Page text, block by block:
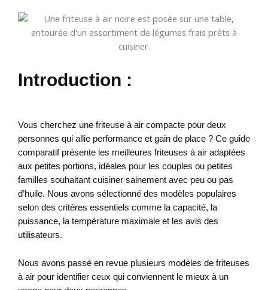
Introduction :
Vous cherchez une friteuse à air compacte pour deux
personnes qui allie performance et gain de place ? Ce guide
comparatif présente les meilleures friteuses à air adaptées
aux petites portions, idéales pour les couples ou petites
familles souhaitant cuisiner sainement avec peu ou pas
d’huile. Nous avons sélectionné des modèles populaires
selon des critères essentiels comme la capacité, la
puissance, la température maximale et les avis des
utilisateurs.
Nous avons passé en revue plusieurs modèles de friteuses
à air pour identifier ceux qui conviennent le mieux à un